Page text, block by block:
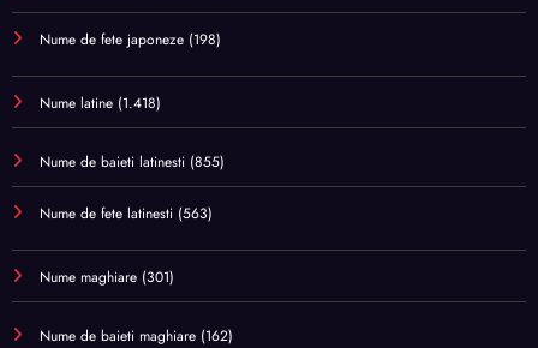
Nume de fete japoneze (198)
Nume latine (1.418)
Nume de baieti latinesti (855)
Nume de fete latinesti (563)
Nume maghiare (301)
Nume de baieti maghiare (162)